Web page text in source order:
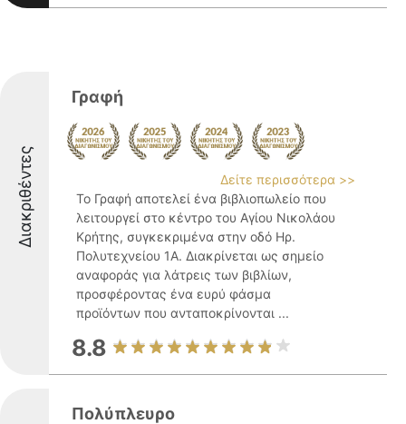
Διακριθέντες
Γραφή
Δείτε περισσότερα >>
Το Γραφή αποτελεί ένα βιβλιοπωλείο που
λειτουργεί στο κέντρο του Αγίου Νικολάου
Κρήτης, συγκεκριμένα στην οδό Ηρ.
Πολυτεχνείου 1Α. Διακρίνεται ως σημείο
αναφοράς για λάτρεις των βιβλίων,
προσφέροντας ένα ευρύ φάσμα
προϊόντων που ανταποκρίνονται ...
8.8
Πολύπλευρο